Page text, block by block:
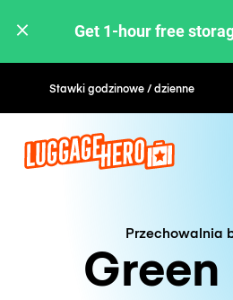
Get 1-hour free
Stawki godzinowe / dzienne
Przechowalnia